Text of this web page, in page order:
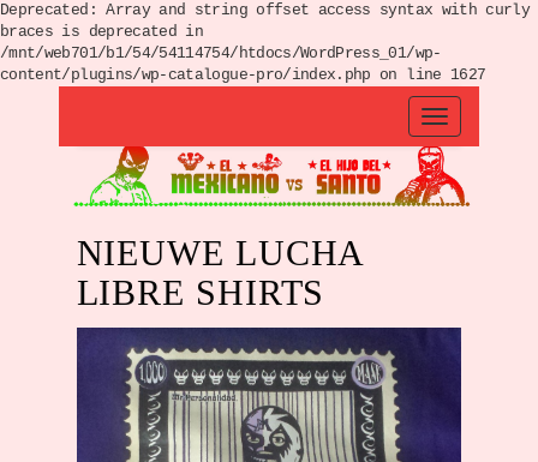
Deprecated: Array and string offset access syntax with curly
braces is deprecated in
/mnt/web701/b1/54/54114754/htdocs/WordPress_01/wp-
content/plugins/wp-catalogue-pro/index.php on line 1627
NIEUWE LUCHA
LIBRE SHIRTS